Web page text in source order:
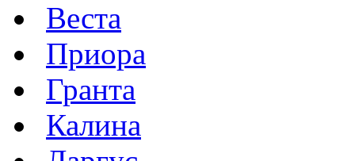
Веста
Приора
Гранта
Калина